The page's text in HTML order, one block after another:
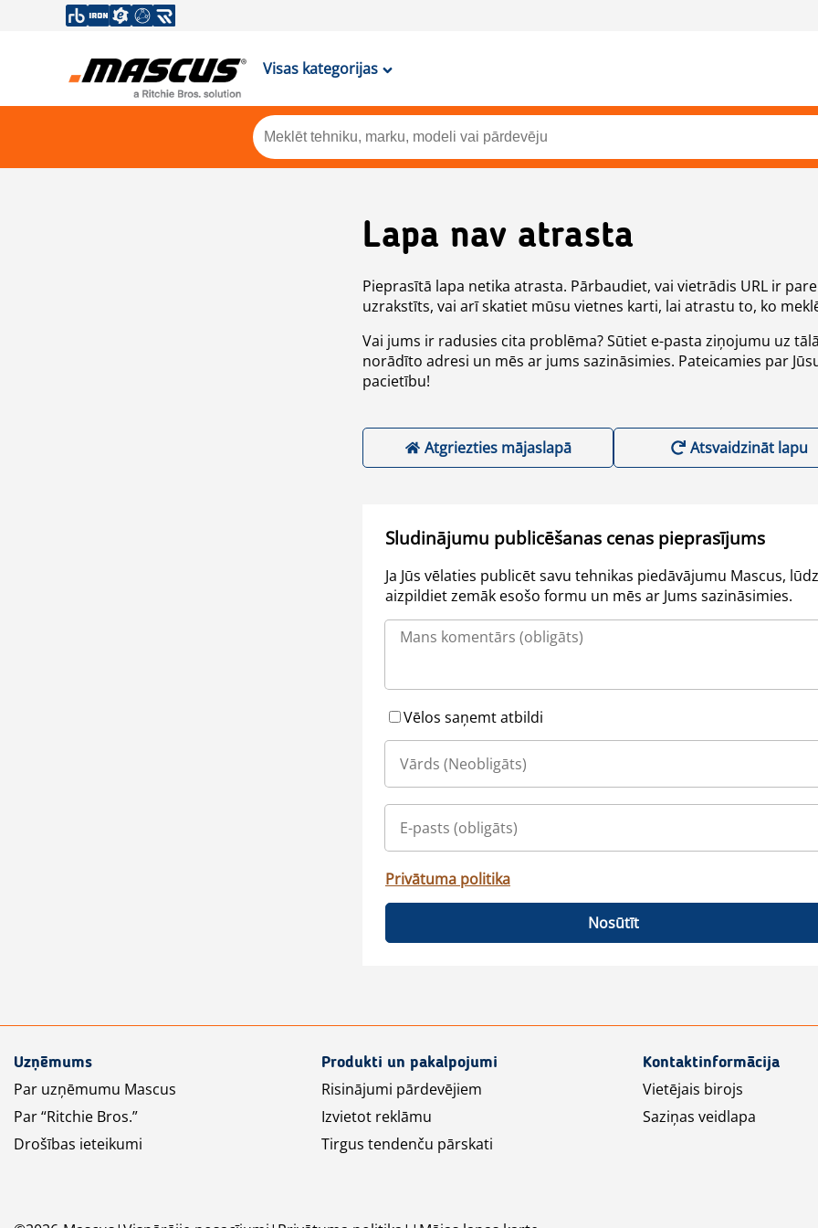
Visas kategorijas
Lapa nav atrasta
Pieprasītā lapa netika atrasta. Pārbaudiet, vai vietrādis URL ir
uzrakstīts, vai arī skatiet mūsu vietnes karti, lai atrastu to, ko
Vai jums ir radusies cita problēma? Sūtiet e-pasta ziņojumu uz
norādīto adresi un mēs ar jums sazināsimies. Pateicamies par
pacietību!
Atgriezties mājaslapā Atsvaidzināt lapu
Sludinājumu publicēšanas cenas pieprasījums
Ja Jūs vēlaties publicēt savu tehnikas piedāvājumu Mascus,
aizpildiet zemāk esošo formu un mēs ar Jums sazināsimies.
Vēlos saņemt atbildi
Privātuma politika
Nosūtīt
Uzņēmums
Par uzņēmumu Mascus
Par “Ritchie Bros.”
Drošības ieteikumi
Produkti un pakalpojumi
Risinājumi pārdevējiem
Izvietot reklāmu
Tirgus tendenču pārskati
Kontaktinformācija
Vietējais birojs
Saziņas veidlapa